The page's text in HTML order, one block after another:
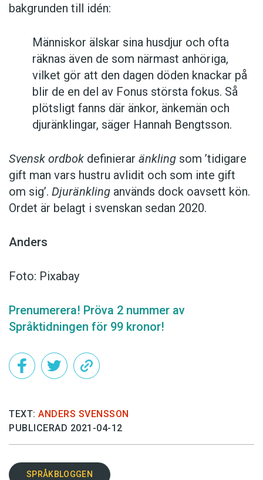
bakgrunden till idén:
Människor älskar sina husdjur och ofta
räknas även de som närmast anhöriga,
vilket gör att den dagen döden knackar på
blir de en del av Fonus största fokus. Så
plötsligt fanns där änkor, änkemän och
djuränklingar, säger Hannah Bengtsson.
Svensk ordbok definierar änkling som ’tidigare
gift man vars hustru av­lidit och som inte gift
om sig’. Djuränkling används dock oavsett kön.
Ordet är belagt i svenskan sedan 2020.
Anders
Foto: Pixabay
Prenumerera! Pröva 2 nummer av
Språktidningen för 99 kronor!
TEXT: ANDERS SVENSSON
PUBLICERAD 2021-04-12
SPRÅKBLOGGEN